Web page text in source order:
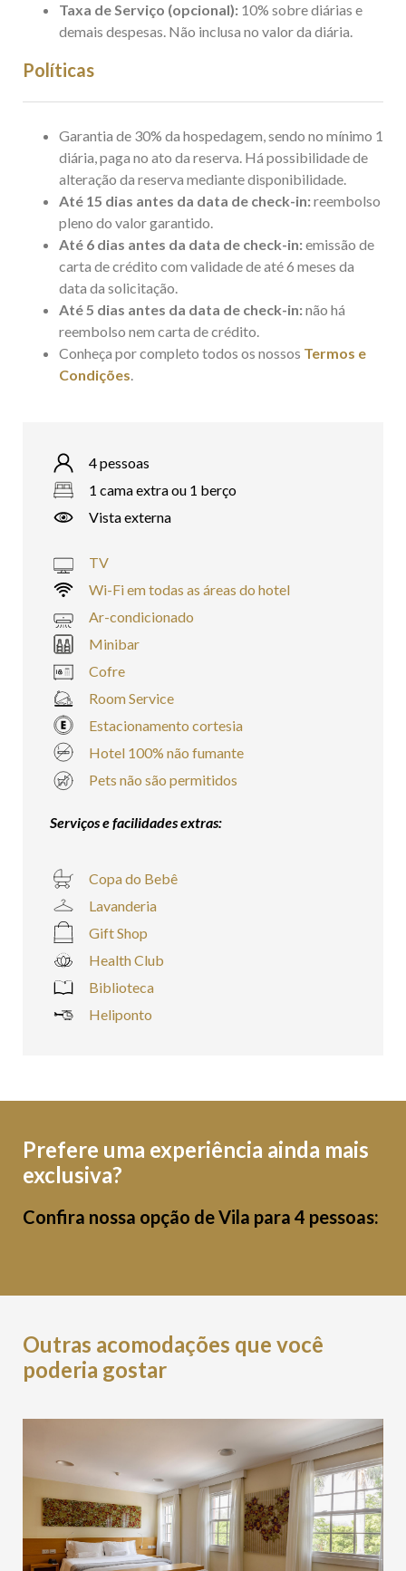
Taxa de Serviço (opcional): 10% sobre diárias e
demais despesas. Não inclusa no valor da diária.
Políticas
​Garantia de 30% da hospedagem, sendo no mínimo 1
diária, paga no ato da reserva. Há possibilidade de
alteração da reserva mediante disponibilidade.
Até 15 dias antes da data de check-in:reembolso
pleno do valor garantido.
Até 6 dias antes da data de check-in:emissão de
carta de crédito com validade de até 6 meses da
data da solicitação.
Até 5 dias antes da data de check-in:não há
reembolso nem carta de crédito.
Conheça por completo todos os nossos Termos e
Condições.
4 pessoas
1 cama extra ou 1 berço
Vista externa
TV
Wi-Fi em todas as áreas do hotel
Ar-condicionado
Minibar
Cofre
Room Service
Estacionamento cortesia
Hotel 100% não fumante
Pets não são permitidos
Serviços e facilidades extras:
Copa do Bebê
Lavanderia
Gift Shop
Health Club
Biblioteca
Heliponto
Prefere uma experiência ainda mais
exclusiva?
Confira nossa opção de Vila para 4 pessoas:
Outras acomodações que você
poderia gostar